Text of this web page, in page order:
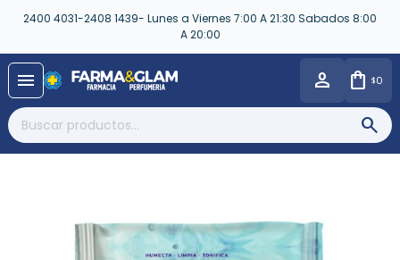
2400 4031-2408 1439- Lunes a Viernes 7:00 A 21:30 Sabados 8:00
A 20:00
menu $0